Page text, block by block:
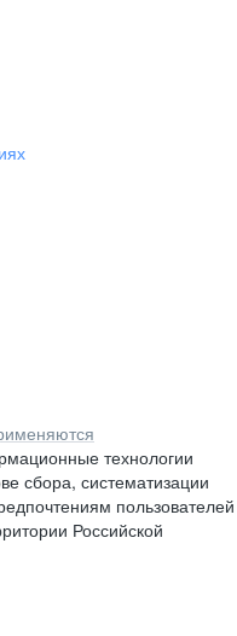
технологии
сбора, систематизации
пользователей
Российской